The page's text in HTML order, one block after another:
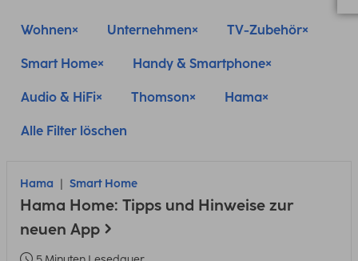
Wohnen Unternehmen TV-Zubehör
Smart Home Handy & Smartphone
Audio & HiFi Thomson Hama
Alle Filter löschen
Hama Smart Home
Hama Home: Tipps und Hinweise zur
neuen App